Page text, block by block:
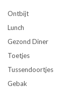
Ontbijt
Lunch
Gezond Diner
Toetjes
Tussendoortjes
Gebak